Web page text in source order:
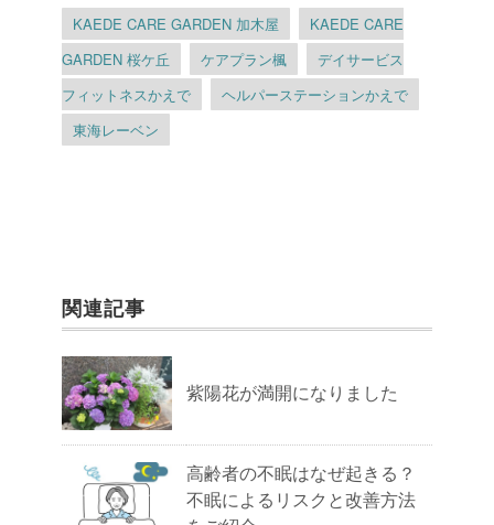
KAEDE CARE GARDEN 加木屋
KAEDE CARE
GARDEN 桜ケ丘
ケアプラン楓
デイサービス
フィットネスかえで
ヘルパーステーションかえで
東海レーベン
関連記事
紫陽花が満開になりました
高齢者の不眠はなぜ起きる？
不眠によるリスクと改善方法